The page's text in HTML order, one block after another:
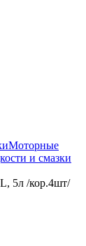
Моторные
и смазки
5л /кор.4шт/